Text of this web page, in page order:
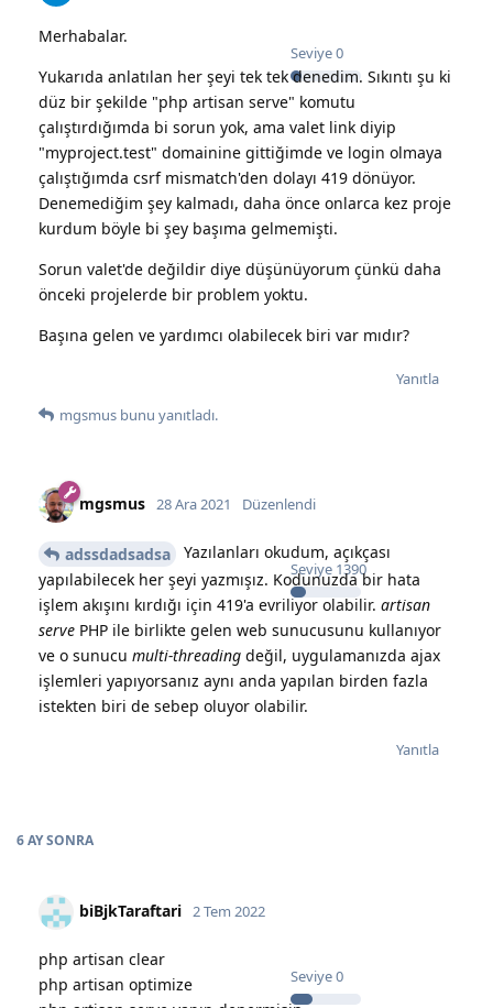
Seviye0
Merhabalar.
Yukarıda anlatılan her şeyi tek tek denedim. Sıkıntı şu ki
düz bir şekilde "php artisan serve" komutu
çalıştırdığımda bi sorun yok, ama valet link diyip
"myproject.test" domainine gittiğimde ve login olmaya
çalıştığımda csrf mismatch'den dolayı 419 dönüyor.
Denemediğim şey kalmadı, daha önce onlarca kez proje
kurdum böyle bi şey başıma gelmemişti.
Sorun valet'de değildir diye düşünüyorum çünkü daha
önceki projelerde bir problem yoktu.
Başına gelen ve yardımcı olabilecek biri var mıdır?
Yanıtla
mgsmus bunu yanıtladı.
mgsmus
Seviye 1390
28 Ara 2021 Düzenlendi
adssdadsadsa
Yazılanları okudum, açıkçası
yapılabilecek her şeyi yazmışız. Kodunuzda bir hata
işlem akışını kırdığı için 419'a evriliyor olabilir. artisan
serve PHP ile birlikte gelen web sunucusunu kullanıyor
ve o sunucu multi-threading değil, uygulamanızda ajax
işlemleri yapıyorsanız aynı anda yapılan birden fazla
istekten biri de sebep oluyor olabilir.
Yanıtla
6 AYSONRA
biBjkTaraftari
Seviye0
2 Tem 2022
php artisan clear
php artisan optimize